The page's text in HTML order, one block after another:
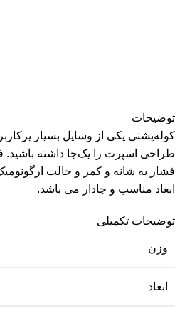
توضیحات
کوله‌پشتی یکی از وسایل بسیار
طراحی اسپرت را یک‌جا داشته باشید.
ابعاد مناسب و جادار می باشد.
توضیحات تکمیلی
وزن
ابعاد